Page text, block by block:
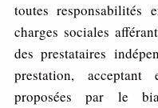
toutes responsabilités
charges sociales
des prestataires
prestation,
proposées par le